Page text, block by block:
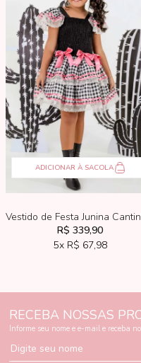
ADICIONAR À SACOLA
Vestido de Festa Junina
R$ 339,90
5x R$ 67,98
RECEBA NOSSAS
Informe seu nome e e-mail e receba
Digite seu nome